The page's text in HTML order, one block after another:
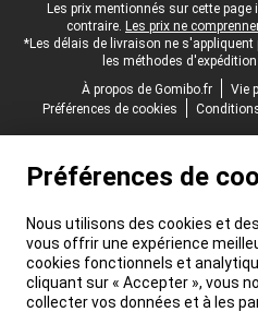
Pied-de-page légal
Les prix mentionnés sur cette
contraire. Les prix ne
*Les délais de livraison ne
les méthodes d'expédition
À propos de Gomibo.fr
Vie
Préférences de cookies
Préférences de
Nous utilisons des cookies et
vous offrir une expérience
cookies fonctionnels et
cliquant sur « Accepter », vous
collecter vos données et à les